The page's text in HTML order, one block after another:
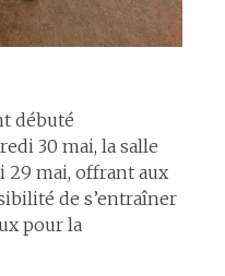
débuté
30 mai, la salle
29 mai, offrant aux
de s’entraîner
pour la